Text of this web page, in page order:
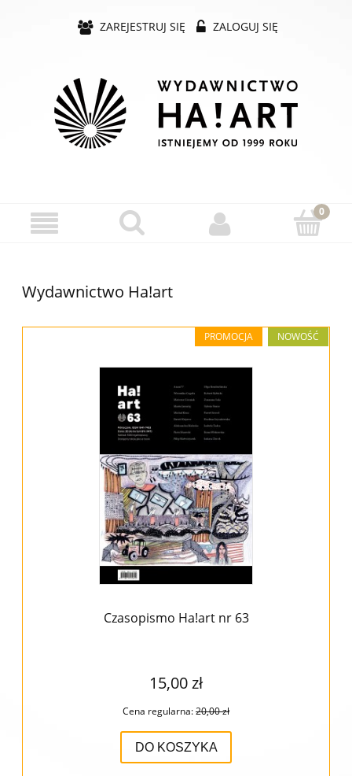
ZAREJESTRUJ SIĘ ZALOGUJ SIĘ
Wydawnictwo Ha!art
Czasopismo Ha!art nr 63
15,00 zł
Cena regularna:20,00 zł
DO KOSZYKA
PROMOCJA NOWOŚĆ